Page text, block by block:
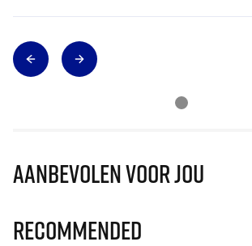
Aanbevolen voor jou
Recommended